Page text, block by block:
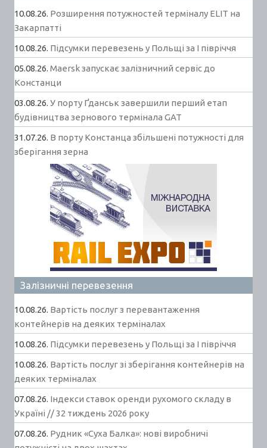
10.08.26. Розширення потужностей терміналу ELIT на
Закарпатті
10.08.26. Підсумки перевезень у Польщі за І півріччя
05.08.26. Maersk запускає залізничний сервіс до
Констанци
03.08.26. У порту Ґданськ завершили перший етап
будівництва зернового термінала GAT
31.07.26. В порту Констанца збільшені потужності для
зберігання зерна
Залізничні перевезення
10.08.26. Вартість послуг з перевантаження
контейнерів на деяких терміналах
10.08.26. Підсумки перевезень у Польщі за І півріччя
10.08.26. Вартість послуг зі зберігання контейнерів на
деяких терміналах
07.08.26. Індекси ставок оренди рухомого складу в
Україні // 32 тиждень 2026 року
07.08.26. Рудник «Суха Балка»: нові виробничі